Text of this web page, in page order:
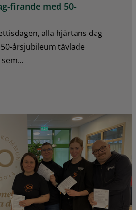
firande med 50-
alla hjärtans dag
årsjubileum tävlade